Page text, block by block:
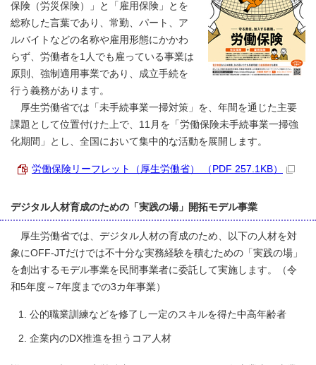
保険（労災保険）」と「雇用保険」とを
総称した言葉であり、常勤、パート、ア
ルバイトなどの名称や雇用形態にかかわ
らず、労働者を1人でも雇っている事業は
原則、強制適用事業であり、成立手続を
行う義務があります。
厚生労働省では「未手続事業一掃対策」を、年間を通じた主要
課題として位置付けた上で、11月を「労働保険未手続事業一掃強
化期間」とし、全国において集中的な活動を展開します。
労働保険リーフレット（厚生労働省） （PDF 257.1KB）
デジタル人材育成のための「実践の場」開拓モデル事業
厚生労働省では、デジタル人材の育成のため、以下の人材を対
象にOFF-JTだけでは不十分な実務経験を積むための「実践の場」
を創出するモデル事業を民間事業者に委託して実施します。（令
和5年度～7年度までの3カ年事業）
公的職業訓練などを修了し一定のスキルを得た中高年齢者
企業内のDX推進を担うコア人材